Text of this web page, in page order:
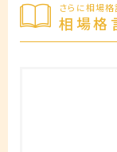
さらに相場格
相場格